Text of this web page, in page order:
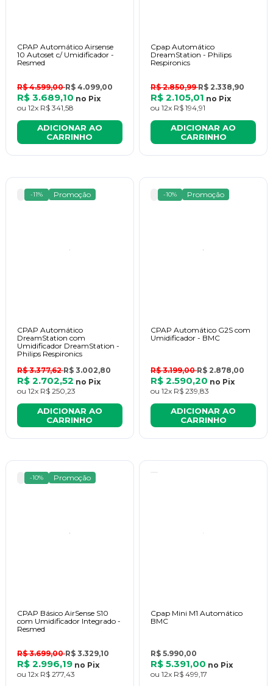
CPAP Automático Airsense
10 Autoset c/ Umidificador -
Resmed
R$ 4.599,00R$ 4.099,00
R$ 3.689,10 no Pix
ou 12x R$ 341,58
ADICIONAR AO
CARRINHO
Cpap Automático
DreamStation - Philips
Respironics
R$ 2.850,99R$ 2.338,90
R$ 2.105,01 no Pix
ou 12x R$ 194,91
ADICIONAR AO
CARRINHO
-11% Promoção
CPAP Automático
DreamStation com
Umidificador DreamStation -
Philips Respironics
R$ 3.377,62R$ 3.002,80
R$ 2.702,52 no Pix
ou 12x R$ 250,23
ADICIONAR AO
CARRINHO
-10% Promoção
CPAP Automático G2S com
Umidificador - BMC
R$ 3.199,00R$ 2.878,00
R$ 2.590,20 no Pix
ou 12x R$ 239,83
ADICIONAR AO
CARRINHO
-10% Promoção
CPAP Básico AirSense S10
com Umidificador Integrado -
Resmed
R$ 3.699,00R$ 3.329,10
R$ 2.996,19 no Pix
ou 12x R$ 277,43
Cpap Mini M1 Automático
BMC
R$ 5.990,00
R$ 5.391,00 no Pix
ou 12x R$ 499,17